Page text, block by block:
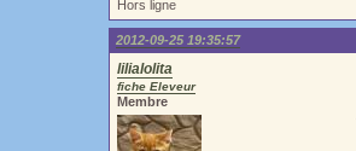
Hors ligne
2012-09-25 19:35:57
lilialolita
fiche Eleveur
Membre